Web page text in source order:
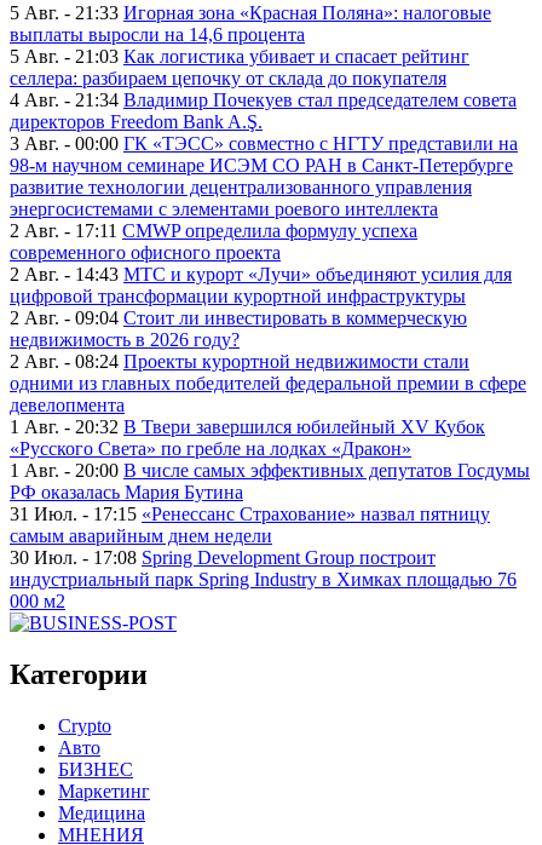
5 Авг. - 21:33 Игорная зона «Красная Поляна»: налоговые
выплаты выросли на 14,6 процента
5 Авг. - 21:03 Как логистика убивает и спасает рейтинг
селлера: разбираем цепочку от склада до покупателя
4 Авг. - 21:34 Владимир Почекуев стал председателем совета
директоров Freedom Bank A.Ş.
3 Авг. - 00:00 ГК «ТЭСС» совместно с НГТУ представили на
98-м научном семинаре ИСЭМ СО РАН в Санкт-Петербурге
развитие технологии децентрализованного управления
энергосистемами с элементами роевого интеллекта
2 Авг. - 17:11 CMWP определила формулу успеха
современного офисного проекта
2 Авг. - 14:43 МТС и курорт «Лучи» объединяют усилия для
цифровой трансформации курортной инфраструктуры
2 Авг. - 09:04 Стоит ли инвестировать в коммерческую
недвижимость в 2026 году?
2 Авг. - 08:24 Проекты курортной недвижимости стали
одними из главных победителей федеральной премии в сфере
девелопмента
1 Авг. - 20:32 В Твери завершился юбилейный XV Кубок
«Русского Света» по гребле на лодках «Дракон»
1 Авг. - 20:00 В числе самых эффективных депутатов Госдумы
РФ оказалась Мария Бутина
31 Июл. - 17:15 «Ренессанс Страхование» назвал пятницу
самым аварийным днем недели
30 Июл. - 17:08 Spring Development Group построит
индустриальный парк Spring Industry в Химках площадью 76
000 м2
Категории
Crypto
Авто
БИЗНЕС
Маркетинг
Медицина
МНЕНИЯ